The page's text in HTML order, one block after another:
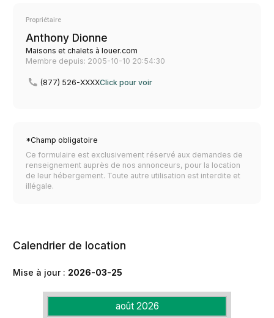
Propriétaire
Anthony Dionne
Maisons et chalets à louer.com
Membre depuis: 2005-10-10 20:54:30
(877) 526-XXXXClick pour voir
*Champ obligatoire
Ce formulaire est exclusivement réservé aux demandes de
renseignement auprès de nos annonceurs, pour la location
de leur hébergement. Toute autre utilisation est interdite et
illégale.
Calendrier de location
Mise à jour : 2026-03-25
août 2026